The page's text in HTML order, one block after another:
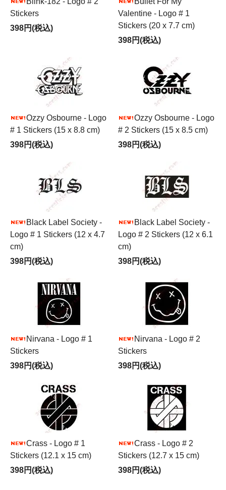
Stickers
398円(税込)
Valentine - Logo # 1
Stickers (20 x 7.7 cm)
398円(税込)
Ozzy Osbourne - Logo
# 1 Stickers (15 x 8.8 cm)
398円(税込)
Ozzy Osbourne - Logo
# 2 Stickers (15 x 8.5 cm)
398円(税込)
Black Label Society -
Logo # 1 Stickers (12 x 4.7
cm)
398円(税込)
Black Label Society -
Logo # 2 Stickers (12 x 6.1
cm)
398円(税込)
Nirvana - Logo # 1
Stickers
398円(税込)
Nirvana - Logo # 2
Stickers
398円(税込)
Crass - Logo # 1
Stickers (12.1 x 15 cm)
398円(税込)
Crass - Logo # 2
Stickers (12.7 x 15 cm)
398円(税込)